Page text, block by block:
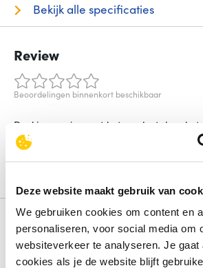
Deze website maakt gebruik van
We gebruiken cookies om content en
personaliseren, voor social media om
websiteverkeer te analyseren. Je
cookies als je de website blijft
Bekijk alle specificaties
Review
Beoordelingen binnenkort beschikbaar
Deel je ervaring met het product door het
review.
Schrijf een review
Alternatieven
Vergelijk